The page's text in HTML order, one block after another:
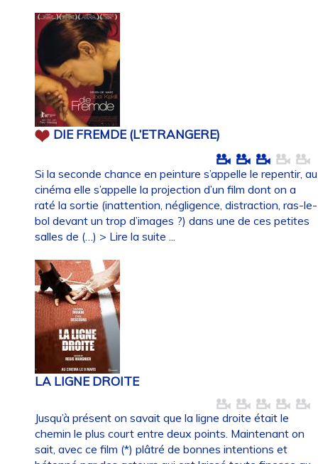
DIE FREMDE (L’ETRANGERE)
Si la seconde chance en peinture s’appelle le repentir, au
cinéma elle s’appelle la projection d’un film dont on a
raté la sortie (inattention, négligence, distraction, ras-le-
bol devant un trop d’images ?) dans une de ces petites
salles de (…) > Lire la suite ...
LA LIGNE DROITE
Jusqu’à présent on savait que la ligne droite était le
chemin le plus court entre deux points. Maintenant on
sait, avec ce film (*) plâtré de bonnes intentions et